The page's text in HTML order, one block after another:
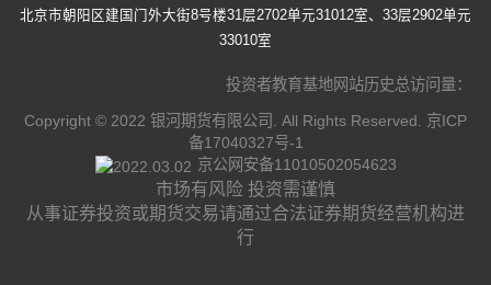
北京市朝阳区建国门外大街8号楼31层2702单元31012室、33层2902单元
33010室
投资者教育基地网站历史总访问量：
Copyright © 2022 银河期货有限公司. All Rights Reserved. 京ICP
备17040327号-1
京公网安备11010502054623
市场有风险 投资需谨慎
从事证券投资或期货交易请通过合法证券期货经营机构进
行